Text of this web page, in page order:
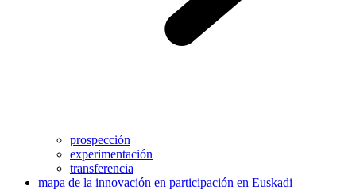
prospección
experimentación
transferencia
mapa de la innovación en participación en Euskadi